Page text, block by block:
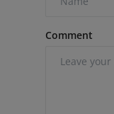
Comment